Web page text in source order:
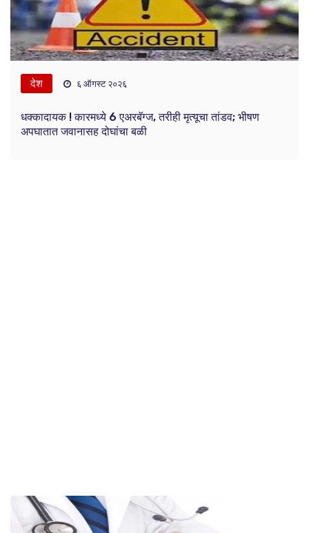
देश ६ ऑगस्ट २०२६
धक्कादायक ! कारमध्ये 6 एअरबॅग्ज, तरीही मृत्यूचा तांडव; भीषण
अपघातात जवानासह दोघांचा बळी